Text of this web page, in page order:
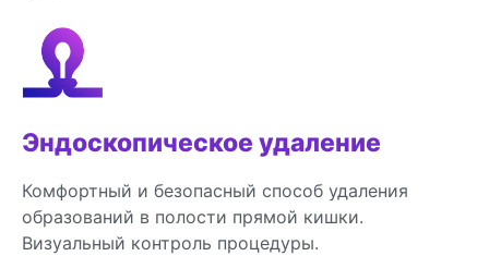
Эндоскопическое удаление
Комфортный и безопасный способ удаления
образований в полости прямой кишки.
Визуальный контроль процедуры.